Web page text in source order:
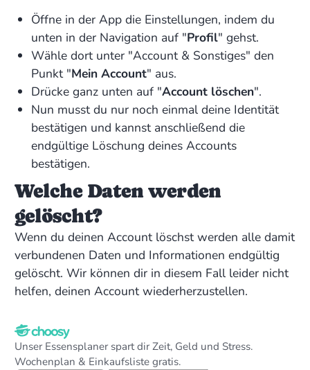
Öffne in der App die Einstellungen, indem du
unten in der Navigation auf "Profil" gehst.
Wähle dort unter "Account & Sonstiges" den
Punkt "Mein Account" aus.
Drücke ganz unten auf "Account löschen".
Nun musst du nur noch einmal deine Identität
bestätigen und kannst anschließend die
endgültige Löschung deines Accounts
bestätigen.
Welche Daten werden
gelöscht?
Wenn du deinen Account löschst werden alle damit
verbundenen Daten und Informationen endgültig
gelöscht. Wir können dir in diesem Fall leider nicht
helfen, deinen Account wiederherzustellen.
Unser Essensplaner spart dir Zeit, Geld und Stress.
Wochenplan & Einkaufsliste gratis.